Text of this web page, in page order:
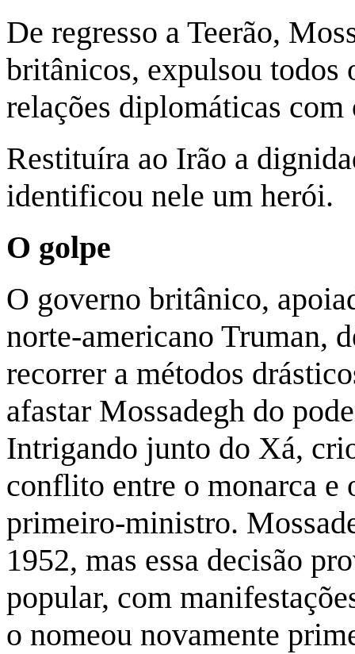
De regresso a Teerão,
britânicos, expulsou todos
relações diplomáticas
Restituíra ao Irão a
identificou nele um herói.
O golpe
O governo britânico,
norte-americano Truman,
recorrer a métodos
afastar Mossadegh do
Intrigando junto do Xá,
conflito entre o monarca e
primeiro-ministro.
1952, mas essa decisão
popular, com
o nomeou novamente